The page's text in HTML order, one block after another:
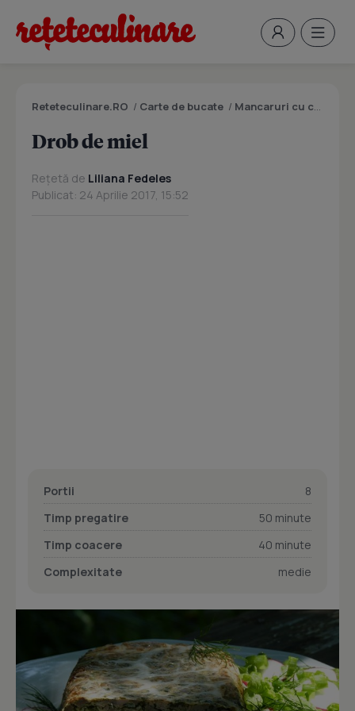
Reteteculinare.RO / Carte de bucate / Mancaruri cu carne
Drob de miel
Rețetă de Liliana Fedeles
Publicat: 24 Aprilie 2017, 15:52
Portii
8
Timp pregatire
50 minute
Timp coacere
40 minute
Complexitate
medie